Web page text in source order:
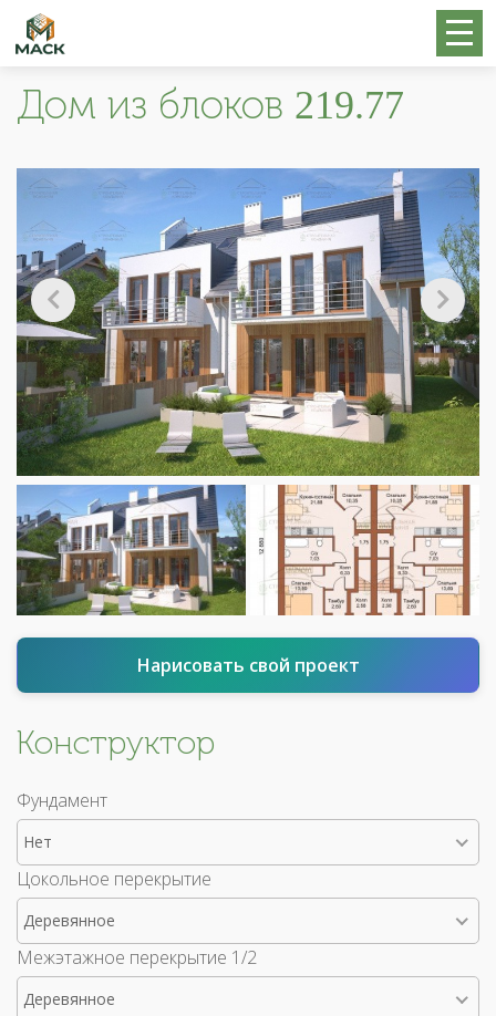
Дом из блоков 219.77
Нарисовать свой проект
Конструктор
Фундамент
Нет
Цокольное перекрытие
Деревянное
Межэтажное перекрытие 1/2
Деревянное